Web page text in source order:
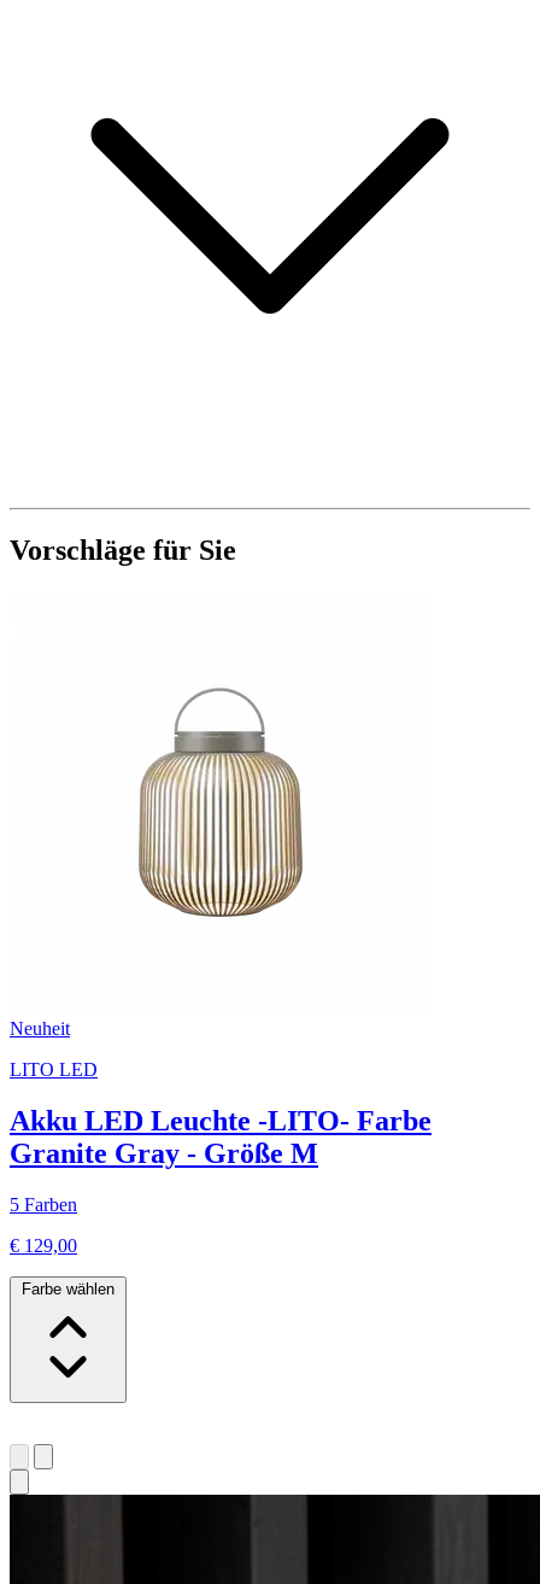
Vorschläge für Sie
Neuheit
LITO LED
Akku LED Leuchte -LITO- Farbe
Granite Gray - Größe M
5 Farben
€ 129,00
Farbe wählen